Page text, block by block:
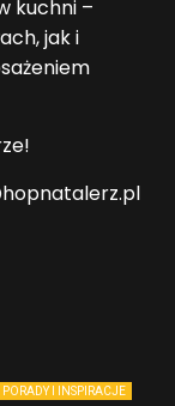
kuchni –
jak i
PORADY I INSPIRACJE